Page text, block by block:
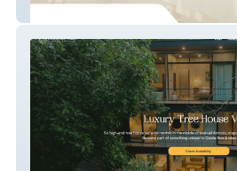
Gentle Womb Birth